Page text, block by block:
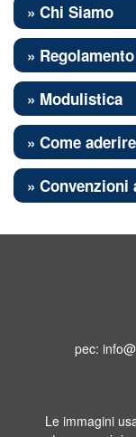
» Chi Siamo
» Regolamento
» Modulistica
» Come aderire
» Convenzioni
pec:
Le immagini